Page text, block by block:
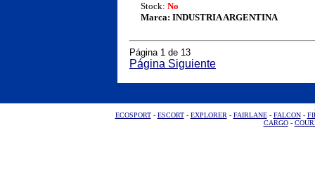
Stock: No
Marca: INDUSTRIA ARGENTINA
Página 1 de 13
Página Siguiente
ECOSPORT- ESCORT- EXPLORER - FAIRLANE- FALCON-
CARGO-